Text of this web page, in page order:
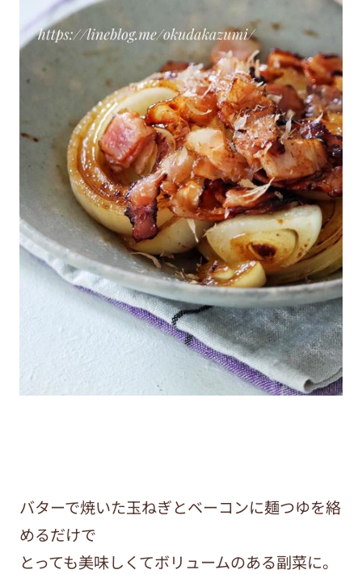
バターで焼いた玉ねぎとベーコンに麺つゆを絡
めるだけで
とっても美味しくてボリュームのある副菜に。